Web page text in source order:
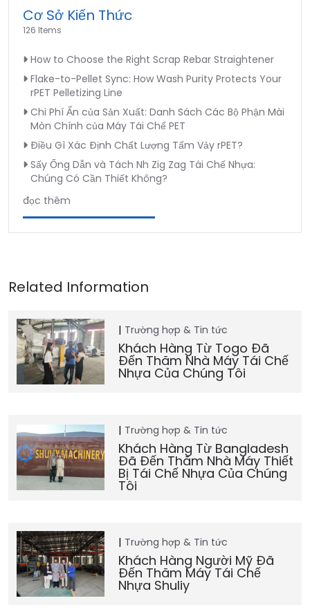
Cơ Sở Kiến Thức
126 Items
How to Choose the Right Scrap Rebar Straightener
Flake-to-Pellet Sync: How Wash Purity Protects Your
rPET Pelletizing Line
Chi Phí Ẩn của Sản Xuất: Danh Sách Các Bộ Phận Mài
Mòn Chính của Máy Tái Chế PET
Điều Gì Xác Định Chất Lượng Tấm Vảy rPET?
Sấy Ống Dẫn và Tách Nh Zig Zag Tái Chế Nhựa:
Chúng Có Cần Thiết Không?
đọc thêm
Trường hợp & Tin tức
Khách Hàng Từ Togo Đã
Đến Thăm Nhà Máy Tái Chế
Nhựa Của Chúng Tôi
Trường hợp & Tin tức
Khách Hàng Từ Bangladesh
Đã Đến Thăm Nhà Máy Thiết
Bị Tái Chế Nhựa Của Chúng
Tôi
Trường hợp & Tin tức
Khách Hàng Người Mỹ Đã
Đến Thăm Máy Tái Chế
Nhựa Shuliy